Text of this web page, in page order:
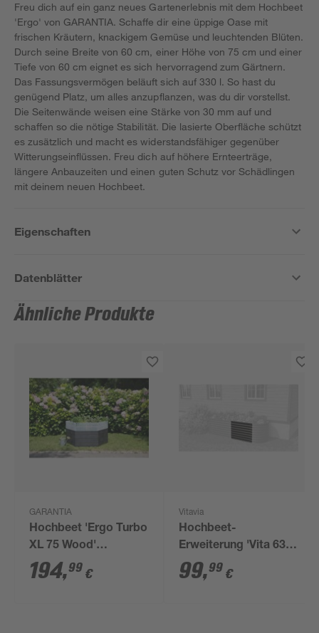
Freu dich auf ein ganz neues Gartenerlebnis mit dem Hochbeet
'Ergo' von GARANTIA. Schaffe dir eine üppige Oase mit
frischen Kräutern, knackigem Gemüse und leuchtenden Blüten.
Durch seine Breite von 60 cm, einer Höhe von 75 cm und einer
Tiefe von 60 cm eignet es sich hervorragend zum Gärtnern.
Das Fassungsvermögen beläuft sich auf 330 l. So hast du
genügend Platz, um alles anzupflanzen, was du dir vorstellst.
Die Seitenwände weisen eine Stärke von 30 mm auf und
schaffen so die nötige Stabilität. Die lasierte Oberfläche schützt
es zusätzlich und macht es widerstandsfähiger gegenüber
Witterungseinflüssen. Freu dich auf höhere Ernteerträge,
längere Anbauzeiten und einen guten Schutz vor Schädlingen
mit deinem neuen Hochbeet.
Eigenschaften
Datenblätter
Ähnliche Produkte
GARANTIA
Hochbeet 'Ergo Turbo
XL 75 Wood'
anthrazit/braun 145 x
75 x 145 cm
194,99 €
Vitavia
Hochbeet-
Erweiterung 'Vita 630
Stretched' 80 x 63 cm
schwarz
99,99 €